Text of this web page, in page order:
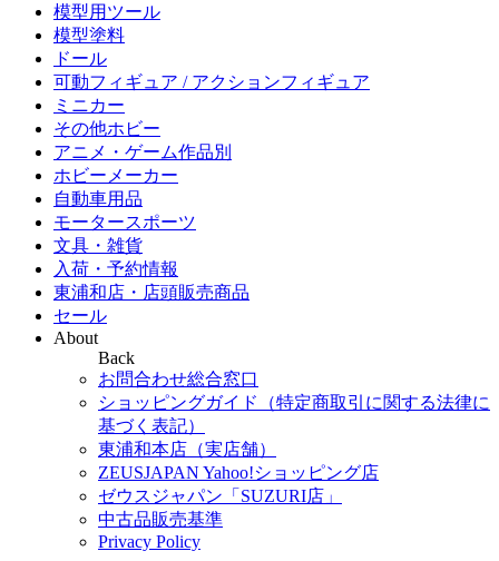
模型用ツール
模型塗料
ドール
可動フィギュア / アクションフィギュア
ミニカー
その他ホビー
アニメ・ゲーム作品別
ホビーメーカー
自動車用品
モータースポーツ
文具・雑貨
入荷・予約情報
東浦和店・店頭販売商品
セール
About
Back
お問合わせ総合窓口
ショッピングガイド（特定商取引に関する法律に
基づく表記）
東浦和本店（実店舗）
ZEUSJAPAN Yahoo!ショッピング店
ゼウスジャパン「SUZURI店」
中古品販売基準
Privacy Policy